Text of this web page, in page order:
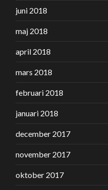
juni 2018
maj 2018
april 2018
mars 2018
februari 2018
januari 2018
december 2017
november 2017
oktober 2017